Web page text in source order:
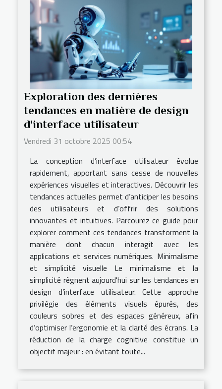
Exploration des dernières
tendances en matière de design
d'interface utilisateur
Vendredi 31 octobre 2025 00:54
La conception d’interface utilisateur évolue
rapidement, apportant sans cesse de nouvelles
expériences visuelles et interactives. Découvrir les
tendances actuelles permet d’anticiper les besoins
des utilisateurs et d’offrir des solutions
innovantes et intuitives. Parcourez ce guide pour
explorer comment ces tendances transforment la
manière dont chacun interagit avec les
applications et services numériques. Minimalisme
et simplicité visuelle Le minimalisme et la
simplicité règnent aujourd'hui sur les tendances en
design d’interface utilisateur. Cette approche
privilégie des éléments visuels épurés, des
couleurs sobres et des espaces généreux, afin
d’optimiser l’ergonomie et la clarté des écrans. La
réduction de la charge cognitive constitue un
objectif majeur : en évitant toute...